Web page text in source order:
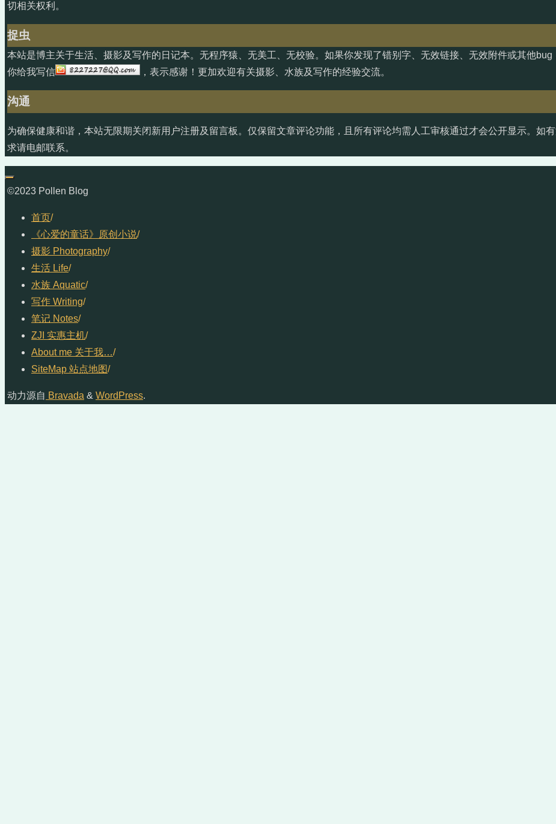
切相关权利。
捉虫
本站是博主关于生活、摄影及写作的日记本。无程序猿、无美工、无校验。如果你发现了错别字、无效链接、无效附件或其他bug
你给我写信
，表示感谢！更加欢迎有关摄影、水族及写作的经验交流。
沟通
为确保健康和谐，本站无限期关闭新用户注册及留言板。仅保留文章评论功能，且所有评论均需人工审核通过才会公开显示。如
求请电邮联系。
©2023 Pollen Blog
首页/
《心爱的童话》原创小说/
摄影 Photography/
生活 Life/
水族 Aquatic/
写作 Writing/
笔记 Notes/
ZJI 实惠主机/
About me 关于我…/
SiteMap 站点地图/
动力源自 Bravada & WordPress.